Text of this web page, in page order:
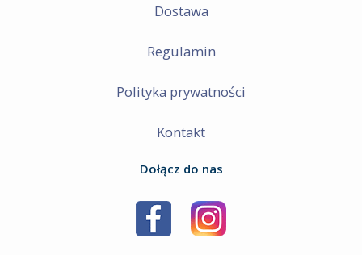
Dostawa
Regulamin
Polityka prywatności
Kontakt
Dołącz do nas